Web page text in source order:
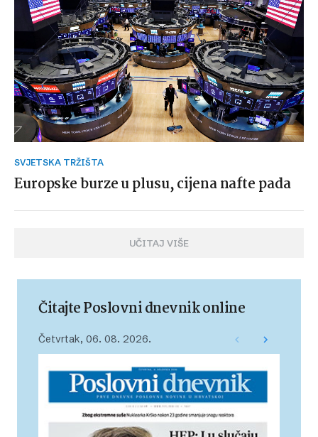
SVJETSKA TRŽIŠTA
Europske burze u plusu, cijena nafte pada
UČITAJ VIŠE
Čitajte Poslovni dnevnik online
Četvrtak, 06. 08. 2026.